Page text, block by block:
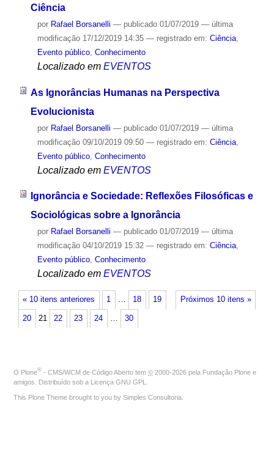
Ciência
por Rafael Borsanelli — publicado01/07/2019 — última
modificação17/12/2019 14:35 — registrado em: Ciência,
Evento público, Conhecimento
Localizado em EVENTOS
As Ignorâncias Humanas na Perspectiva
Evolucionista
por Rafael Borsanelli — publicado01/07/2019 — última
modificação09/10/2019 09:50 — registrado em: Ciência,
Evento público, Conhecimento
Localizado em EVENTOS
Ignorância e Sociedade: Reflexões Filosóficas e
Sociológicas sobre a Ignorância
por Rafael Borsanelli — publicado01/07/2019 — última
modificação04/10/2019 15:32 — registrado em: Ciência,
Evento público, Conhecimento
Localizado em EVENTOS
« 10 itens anteriores Próximos 10 itens »
1 … 18 19
20 21 22 23 24 … 30
O Plone® - CMS/WCM de Código Aberto tem © 2000-2026 pela Fundação Plone e
amigos. Distribuído sob a Licença GNU GPL
This Plone Theme brought to you by Simples Consultoria